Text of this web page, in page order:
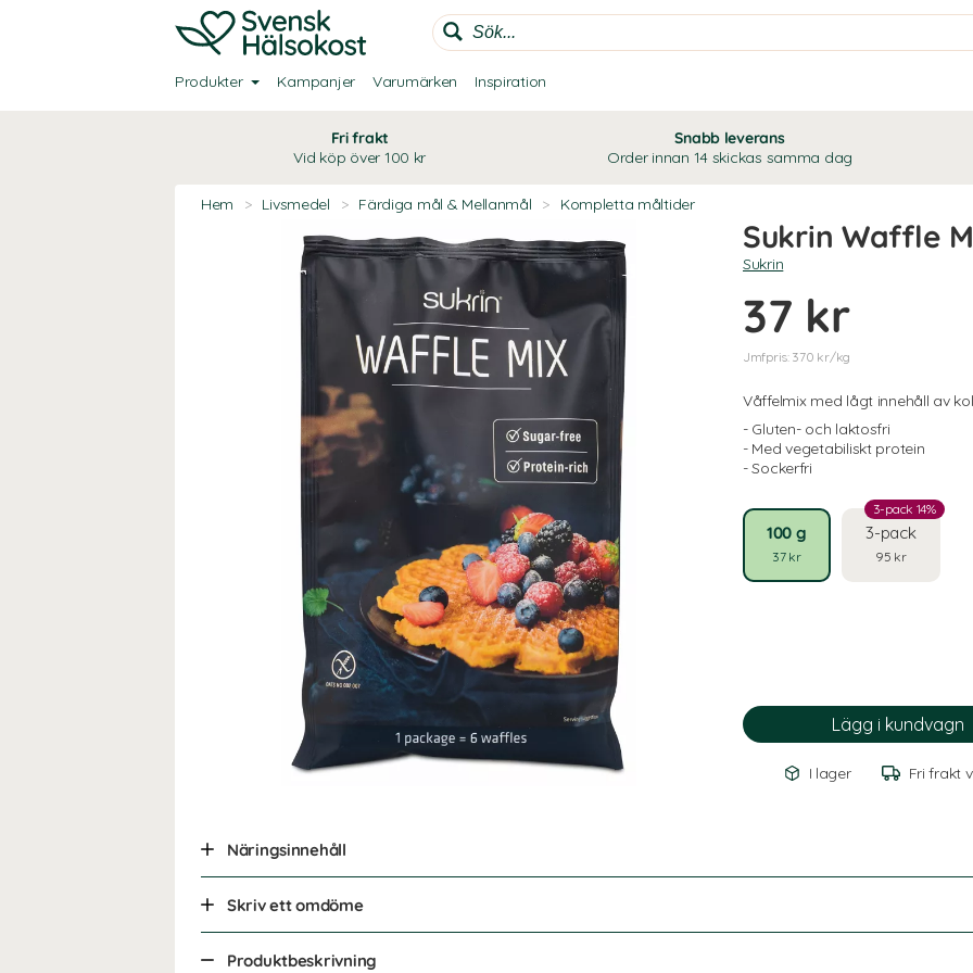
Produkter Kampanjer Varumärken Inspiration
Fri frakt
Vid köp över 100 kr
Snabb leverans
Order innan 14 skickas samma dag
Hem > Livsmedel > Färdiga mål & Mellanmål > Kompletta måltider
Sukrin Waffle
Sukrin
37 kr
Jmfpris: 370 kr/kg
Våffelmix med lågt innehåll av
- Gluten- och laktosfri
- Med vegetabiliskt protein
- Sockerfri
100 g
37 kr
3-pack
95 kr
3-pack 14%
I lager Fri frakt
Näringsinnehåll
Skriv ett omdöme
Produktbeskrivning